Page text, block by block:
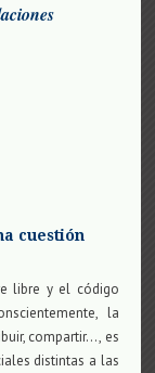
cuestión
libre y el código
la
compartir…, es
distintas a las